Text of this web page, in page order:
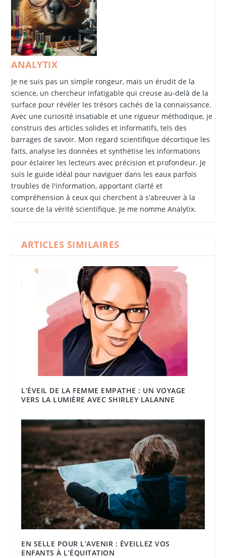
ANALYTIX
Je ne suis pas un simple rongeur, mais un érudit de la
science, un chercheur infatigable qui creuse au-delà de la
surface pour révéler les trésors cachés de la connaissance.
Avec une curiosité insatiable et une rigueur méthodique, je
construis des articles solides et informatifs, tels des
barrages de savoir. Mon regard scientifique décortique les
faits, analyse les données et synthétise les informations
pour éclairer les lecteurs avec précision et profondeur. Je
suis le guide idéal pour naviguer dans les eaux parfois
troubles de l'information, apportant clarté et
compréhension à ceux qui cherchent à s'abreuver à la
source de la vérité scientifique. Je me nomme Analytix.
ARTICLES SIMILAIRES
L’ÉVEIL DE LA FEMME EMPATHE : UN VOYAGE
VERS LA LUMIÈRE AVEC SHIRLEY LALANNE
EN SELLE POUR L’AVENIR : ÉVEILLEZ VOS
ENFANTS À L’ÉQUITATION